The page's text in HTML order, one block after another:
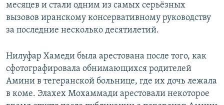
месяцев и стали одним из самых серьёзных
вызовов иранскому консервативному руководству
за последние несколько десятилетий.
Нилуфар Хамеди была арестована после того, как
сфотографировала обнимающихся родителей
Амини в тегеранской больнице, где их дочь лежала
в коме. Элахех Мохаммади арестовали некоторое